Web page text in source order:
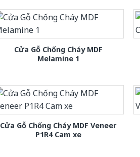
Cửa Gỗ Chống Cháy MDF
Melamine 1
Cửa Gỗ Chống Cháy MDF Veneer
P1R4 Cam xe